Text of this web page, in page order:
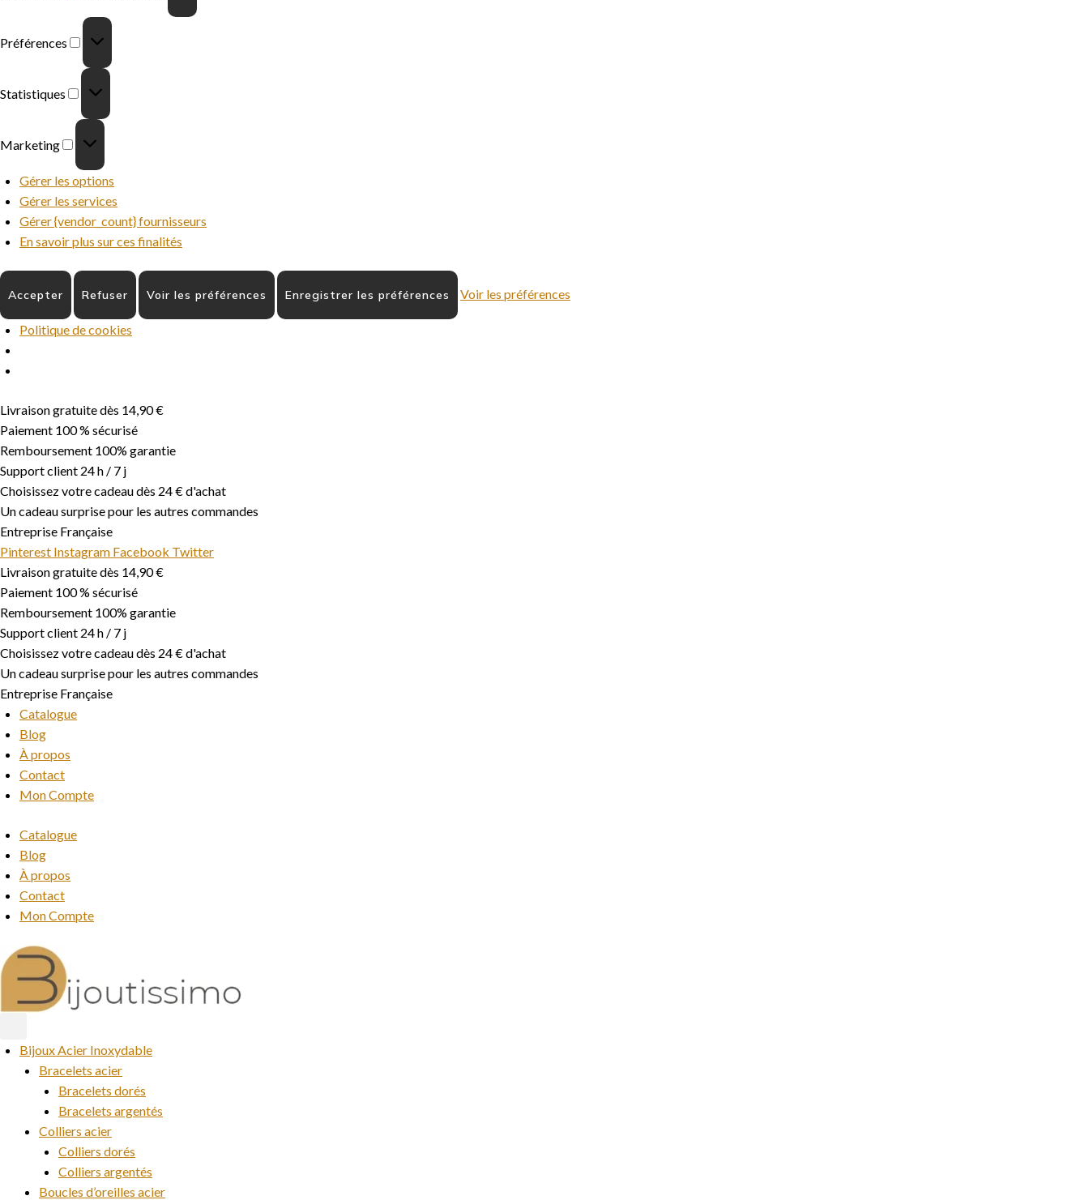
Préférences
Préférences
Statistiques
Statistiques
Marketing
Marketing
Gérer les options
Gérer les services
Gérer {vendor_count} fournisseurs
En savoir plus sur ces finalités
Accepter Refuser Voir les préférences Enregistrer les préférences Voir les préférences
Politique de cookies
Aller
au
contenu
Livraison gratuite dès 14,90 €
Paiement 100 % sécurisé
Remboursement 100% garantie
Support client 24 h / 7 j
Choisissez votre cadeau dès 24 € d'achat
Un cadeau surprise pour les autres commandes
Entreprise Française
Pinterest Instagram Facebook Twitter
Livraison gratuite dès 14,90 €
Paiement 100 % sécurisé
Remboursement 100% garantie
Support client 24 h / 7 j
Choisissez votre cadeau dès 24 € d'achat
Un cadeau surprise pour les autres commandes
Entreprise Française
Catalogue
Blog
À propos
Contact
Mon Compte
Catalogue
Blog
À propos
Contact
Mon Compte
Bijoux Acier Inoxydable
Bracelets acier
Bracelets dorés
Bracelets argentés
Colliers acier
Colliers dorés
Colliers argentés
Boucles d’oreilles acier